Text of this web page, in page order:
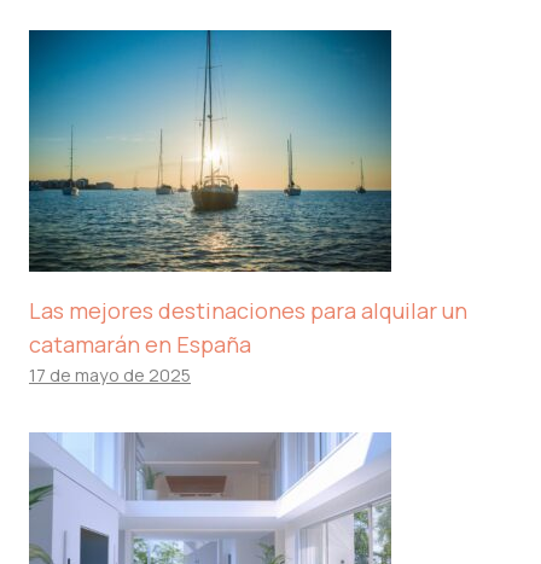
Las mejores destinaciones para alquilar un
catamarán en España
17 de mayo de 2025